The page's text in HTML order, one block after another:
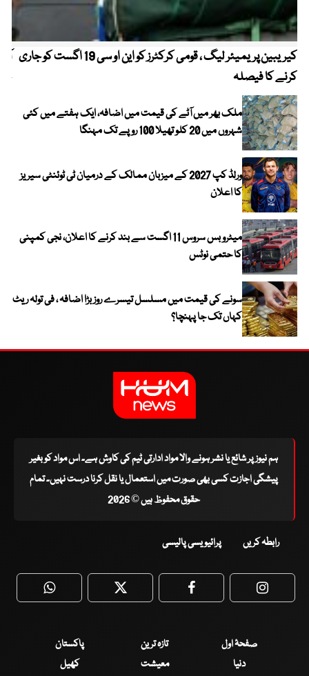
کیریبین پریمیئر لیگ ، قومی کرکٹرز کو این او سی 19 اگست کو جاری
کرنے کا فیصلہ
ملک بھر میں آٹے کی قیمت میں اضافہ، ایک ہفتے میں کئی
شہروں میں 20 کلو تھیلا 100 روپے تک مہنگا
ورلڈ کپ 2027 کے میزبان ممالک کے درمیان ٹی ٹوئنٹی سیریز
کا اعلان
میٹرو بس سروس 11 اگست سے بند کرنے کا اعلان، نجی کمپنی
کا حتمی نوٹس
سونے کی قیمت میں مسلسل تیسرے روز بڑا اضافہ ، فی تولہ ریٹ
کہاں تک جا پہنچا؟
ہم نیوز پر شائع یا نشر ہونے والا مواد ادارتی ٹیم کی کاوش ہے۔ اس مواد کو بغیر
پیشگی اجازت کسی بھی صورت میں استعمال یا نقل کرنا درست نہیں۔ تمام
حقوق محفوظ ہیں © 2026
رابطہ کریں پرائیویسی پالیسی
WhatsApp Twitter Facebook
صفحۂ اول تازہ ترین
پاکستان
دنیا
معیشت کھیل